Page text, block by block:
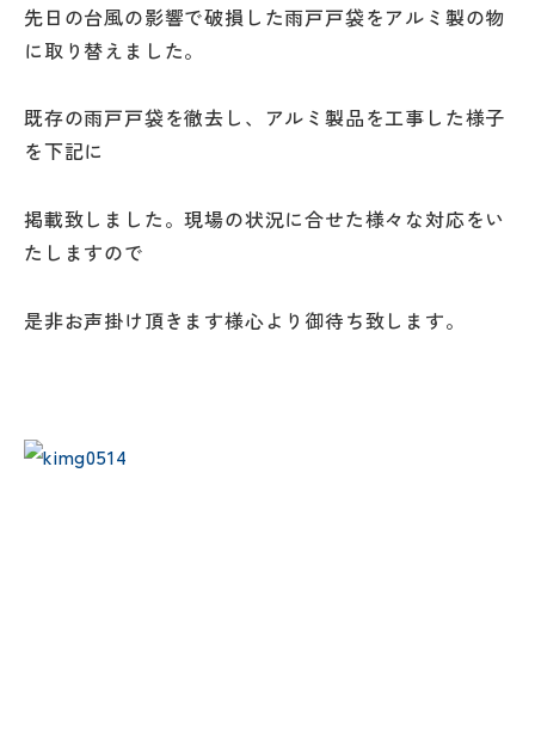
先日の台風の影響で破損した雨戸戸袋をアルミ製の物
に取り替えました。
既存の雨戸戸袋を徹去し、アルミ製品を工事した様子
を下記に
掲載致しました。現場の状況に合せた様々な対応をい
たしますので
是非お声掛け頂きます様心より御待ち致します。